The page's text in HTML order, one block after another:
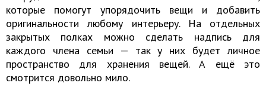
которые помогут упорядочить вещи и добавить
оригинальности любому интерьеру. На отдельных
закрытых полках можно сделать надпись для
каждого члена семьи — так у них будет личное
пространство для хранения вещей. А ещё это
смотрится довольно мило.